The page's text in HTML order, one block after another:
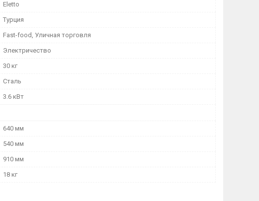
Eletto
Турция
Fast-food, Уличная торговля
Электричество
30 кг
Сталь
3.6 кВт
640 мм
540 мм
910 мм
18 кг